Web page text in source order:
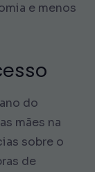
e menos
do
mães na
sobre o
de